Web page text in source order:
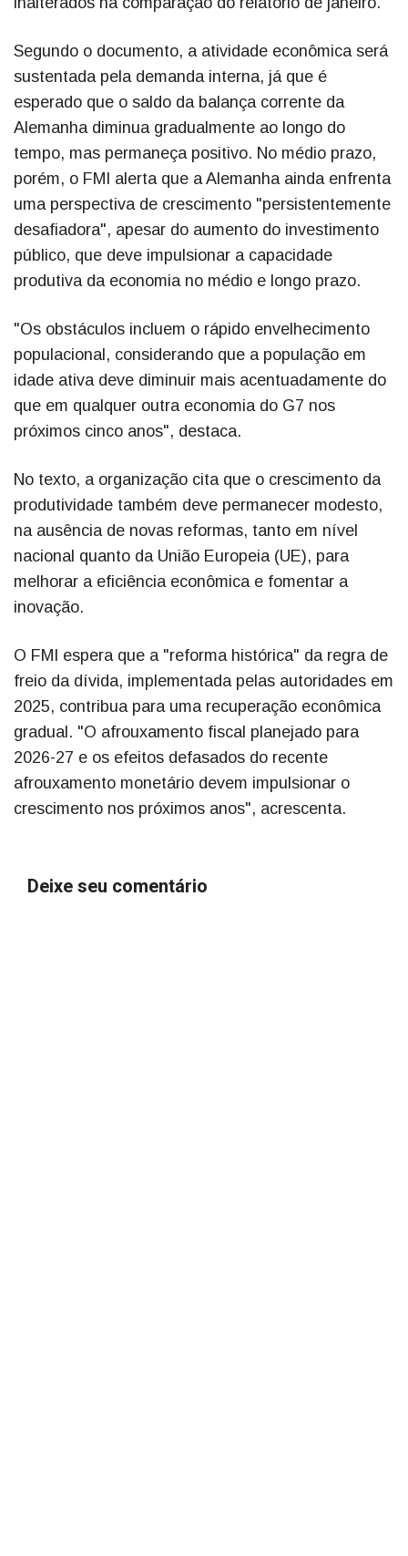
Segundo o documento, a atividade econômica será
sustentada pela demanda interna, já que é
esperado que o saldo da balança corrente da
Alemanha diminua gradualmente ao longo do
tempo, mas permaneça positivo. No médio prazo,
porém, o FMI alerta que a Alemanha ainda enfrenta
uma perspectiva de crescimento "persistentemente
desafiadora", apesar do aumento do investimento
público, que deve impulsionar a capacidade
produtiva da economia no médio e longo prazo.
"Os obstáculos incluem o rápido envelhecimento
populacional, considerando que a população em
idade ativa deve diminuir mais acentuadamente do
que em qualquer outra economia do G7 nos
próximos cinco anos", destaca.
No texto, a organização cita que o crescimento da
produtividade também deve permanecer modesto,
na ausência de novas reformas, tanto em nível
nacional quanto da União Europeia (UE), para
melhorar a eficiência econômica e fomentar a
inovação.
O FMI espera que a "reforma histórica" da regra de
freio da dívida, implementada pelas autoridades em
2025, contribua para uma recuperação econômica
gradual. "O afrouxamento fiscal planejado para
2026-27 e os efeitos defasados do recente
afrouxamento monetário devem impulsionar o
crescimento nos próximos anos", acrescenta.
Deixe seu comentário